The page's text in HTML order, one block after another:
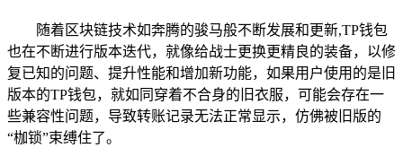
随着区块链技术如奔腾的骏马般不断发展和更新,TP钱包
也在不断进行版本迭代，就像给战士更换更精良的装备，以修
复已知的问题、提升性能和增加新功能，如果用户使用的是旧
版本的TP钱包，就如同穿着不合身的旧衣服，可能会存在一
些兼容性问题，导致转账记录无法正常显示，仿佛被旧版的
“枷锁”束缚住了。